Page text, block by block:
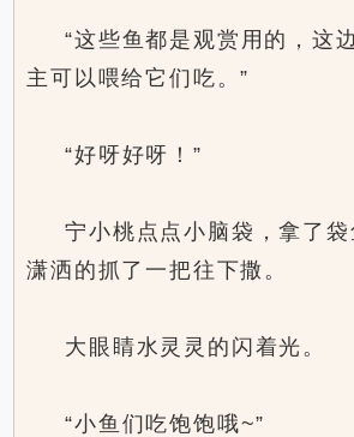
“这些鱼都是观赏用的，这
主可以喂给它们吃。”
“好呀好呀！”
宁小桃点点小脑袋，拿了
潇洒的抓了一把往下撒。
大眼睛水灵灵的闪着光。
“小鱼们吃饱饱哦~”